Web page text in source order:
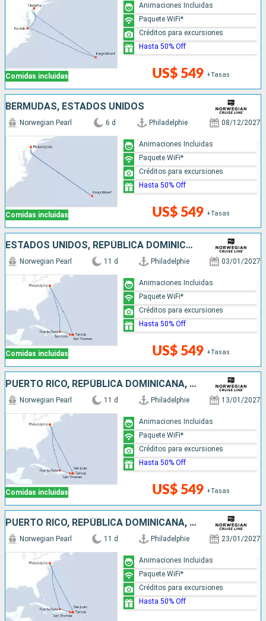
Comidas incluidas US$ 549 +Tasas
Animaciones Incluidas
Paquete WiFi*
Créditos para excursiones
Hasta 50% Off
BERMUDAS, ESTADOS UNIDOS
Comidas incluidas
Norwegian Pearl 6 d Philadelphie 08/12/2027
US$ 549 +Tasas
Animaciones Incluidas
Paquete WiFi*
Créditos para excursiones
Hasta 50% Off
ESTADOS UNIDOS, REPÚBLICA DOMINICANA, PUERTO RICO
Comidas incluidas
Norwegian Pearl 11 d Philadelphie 03/01/2027
US$ 549 +Tasas
Animaciones Incluidas
Paquete WiFi*
Créditos para excursiones
Hasta 50% Off
PUERTO RICO, REPÚBLICA DOMINICANA, ESTADOS UNIDOS
Comidas incluidas
Norwegian Pearl 11 d Philadelphie 13/01/2027
US$ 549 +Tasas
Animaciones Incluidas
Paquete WiFi*
Créditos para excursiones
Hasta 50% Off
PUERTO RICO, REPÚBLICA DOMINICANA, ESTADOS UNIDOS
Norwegian Pearl 11 d Philadelphie 23/01/2027
Animaciones Incluidas
Paquete WiFi*
Créditos para excursiones
Hasta 50% Off